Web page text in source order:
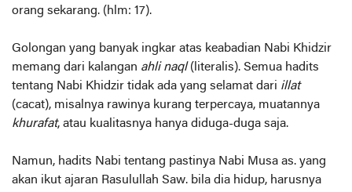
orang sekarang. (hlm: 17).
Golongan yang banyak ingkar atas keabadian Nabi Khidzir
memang dari kalangan ahli naql(literalis). Semua hadits
tentang Nabi Khidzir tidak ada yang selamat dari illat
(cacat), misalnya rawinya kurang terpercaya, muatannya
khurafat, atau kualitasnya hanya diduga-duga saja.
Namun, hadits Nabi tentang pastinya Nabi Musa as. yang
akan ikut ajaran Rasulullah Saw. bila dia hidup, harusnya